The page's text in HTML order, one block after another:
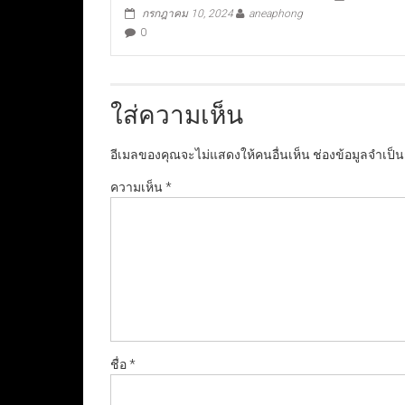
กรกฎาคม 10, 2024
aneaphong
0
ใส่ความเห็น
อีเมลของคุณจะไม่แสดงให้คนอื่นเห็น ช่องข้อมูลจำเป็
ความเห็น*
ชื่อ*